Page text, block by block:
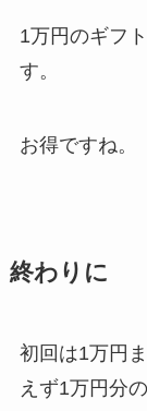
1万円のギフ
す。
お得ですね。
終わりに
初回は1万円
えず1万円分